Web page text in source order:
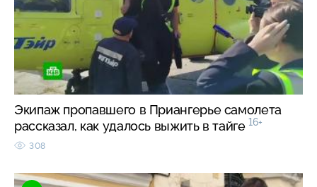
Экипаж пропавшего в Приангерье самолета
рассказал, как удалось выжить в тайге 16+
308